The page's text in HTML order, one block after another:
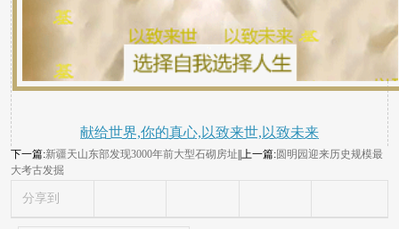
献给世界,你的真心,以致来世,以致未来
下一篇:新疆天山东部发现3000年前大型石砌房址 ||上一篇:圆明园迎来历史规模最
大考古发掘
分享到